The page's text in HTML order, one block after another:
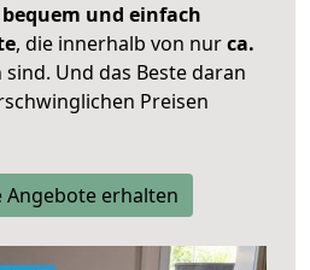
und einfach
, die innerhalb von nurca.
sind. Und das Beste daran
Preisen
Angebote erhalten